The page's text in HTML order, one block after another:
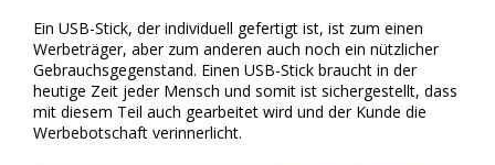
Ein USB-Stick, der individuell gefertigt ist, ist zum einen
Werbeträger, aber zum anderen auch noch ein nützlicher
Gebrauchsgegenstand. Einen USB-Stick braucht in der
heutige Zeit jeder Mensch und somit ist sichergestellt, dass
mit diesem Teil auch gearbeitet wird und der Kunde die
Werbebotschaft verinnerlicht.